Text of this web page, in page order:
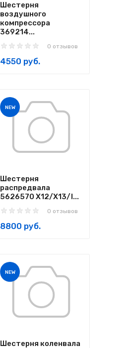
Шестерня
воздушного
компрессора
369214...
0 отзывов
4550 руб.
NEW
Шестерня
распредвала
5626570 X12/X13/I...
0 отзывов
8800 руб.
NEW
Шестерня коленвала